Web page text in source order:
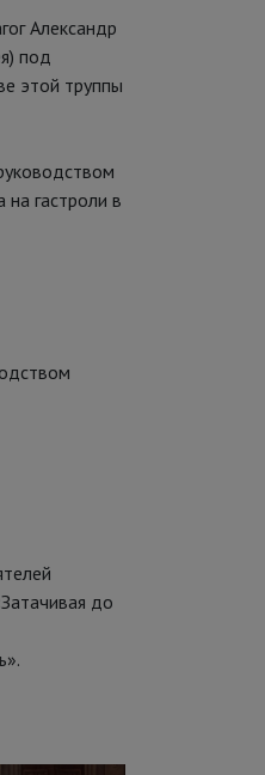
Александр
под
этой труппы
гастроли в
до